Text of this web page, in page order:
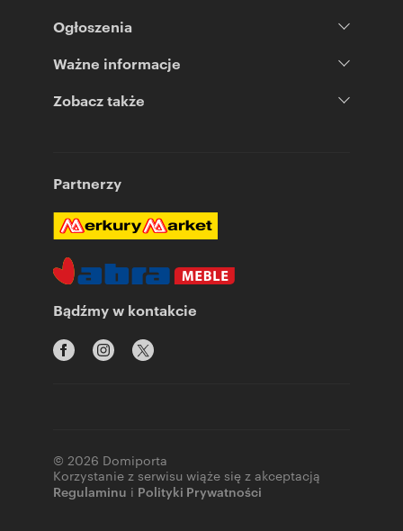
Ogłoszenia
Ważne informacje
Zobacz także
Partnerzy
Bądźmy w kontakcie
© 2026 Domiporta
Korzystanie z serwisu wiąże się z akceptacją
Regulaminu i Polityki Prywatności